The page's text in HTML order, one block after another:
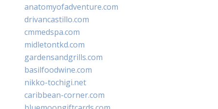
anatomyofadventure.com
drivancastillo.com
cmmedspa.com
midletontkd.com
gardensandgrills.com
basilfoodwine.com
nikko-tochigi.net
caribbean-corner.com